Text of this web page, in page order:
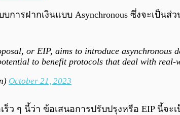
การฝากเงินแบบ Asynchronous ซึ่งจะเป็นส่
or EIP, aims to introduce asynchronous
to benefit protocols that deal with
October 21, 2023
ร็ว ๆ นี้ว่า ข้อเสนอการปรับปรุงหรือ EIP นี้